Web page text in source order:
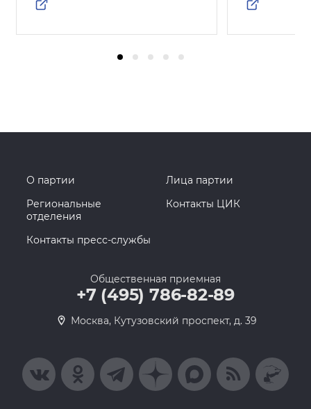
О партии
Лица партии
Региональные
отделения
Контакты ЦИК
Контакты пресс-службы
Общественная приемная
+7 (495) 786-82-89
Москва, Кутузовский проспект, д. 39